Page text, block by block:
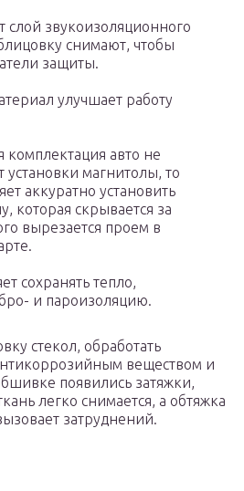
слой звукоизоляционного
снимают, чтобы
защиты.
улучшает работу
комплектация авто не
установки магнитолы, то
аккуратно установить
которая скрывается за
вырезается проем в
сохранять тепло,
и пароизоляцию.
стекол, обработать
веществом и
появились затяжки,
легко снимается, а обтяжка
затруднений.